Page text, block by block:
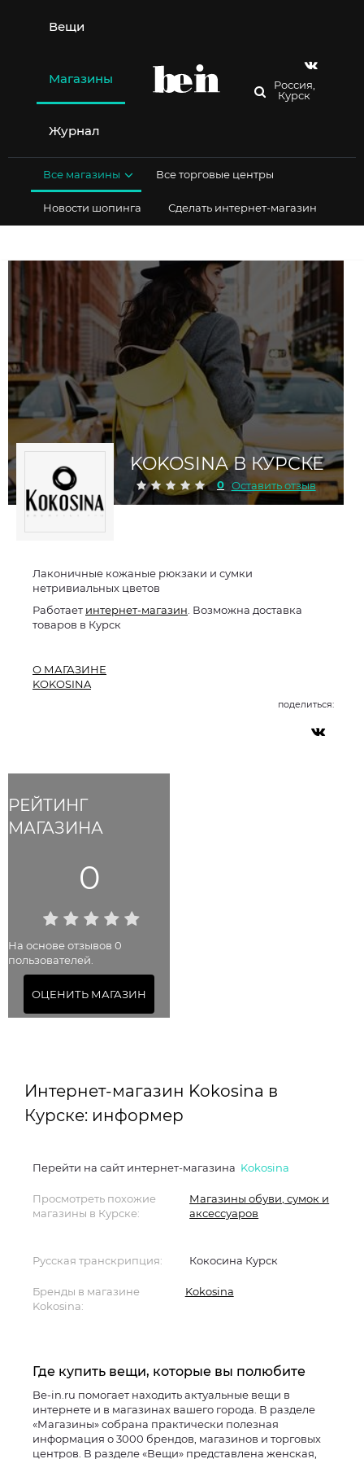
содержимому
Вещи
Магазины
Журнал
Россия,
Курск
Все магазины Все торговые центры
Новости шопинга Сделать интернет-магазин
KOKOSINA В КУРСКЕ
0 Оставить отзыв
РЕЙТИНГ
МАГАЗИНА
0
На основе отзывов 0
пользователей.
ОЦЕНИТЬ МАГАЗИН
Лаконичные кожаные рюкзаки и сумки
нетривиальных цветов
Работаетинтернет-магазин . Возможна доставка
товаров в Курск
О МАГАЗИНЕ
KOKOSINA
поделиться:
Интернет-магазин Kokosina в
Курске: информер
Перейти на сайт интернет-магазина Kokosina
Просмотреть похожие
магазины в Курске:
Магазины обуви, сумок и
аксессуаров
Русская транскрипция: Кокосина Курск
Бренды в магазине
Kokosina:
Kokosina
Где купить вещи, которые вы полюбите
Be-in.ru помогает находить актуальные вещи в
интернете и в магазинах вашего города. В разделе
«Магазины» собрана практически полезная
информация о 3000 брендов, магазинов и торговых
центров. В разделе «Вещи» представлена женская,